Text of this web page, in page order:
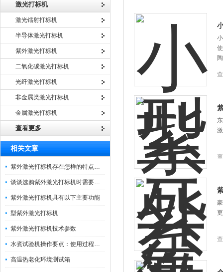
激光打标机
激光镭射打标机
半导体激光打标机
紫外激光打标机
二氧化碳激光打标机
光纤激光打标机
非金属类激光打标机
金属激光打标机
查看更多
相关文章
紫外激光打标机存在怎样的特点呢？看这里
谈谈选购紫外激光打标机时需要注意的事项
紫外激光打标机具有以下主要功能
型紫外激光打标机
紫外激光打标机技术参数
水煮试验机操作要点：使用过程中的注意事项
高温热老化环境测试箱